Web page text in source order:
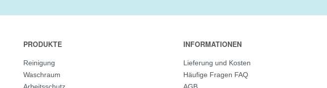
PRODUKTE
Reinigung
Waschraum
INFORMATIONEN
Lieferung und Kosten
Häufige Fragen FAQ